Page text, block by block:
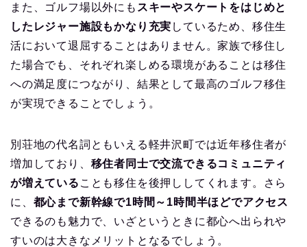
また、ゴルフ場以外にも スキーやスケートをはじめと
したレジャー施設もかなり充実 しているため、移住生
活において退屈することはありません。家族で移住し
た場合でも、それぞれ楽しめる環境があることは移住
への満足度につながり、結果として最高のゴルフ移住
が実現できることでしょう。
別荘地の代名詞ともいえる軽井沢町では近年移住者が
増加しており、 移住者同士で交流できるコミュニティ
が増えている ことも移住を後押ししてくれます。さら
に、 都心まで新幹線で1時間～1時間半ほどでアクセス
できるのも魅力で、いざというときに都心へ出られや
すいのは大きなメリットとなるでしょう。